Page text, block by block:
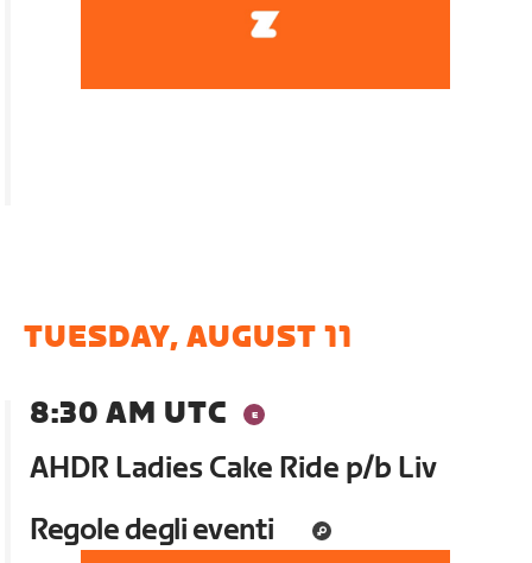
TUESDAY, AUGUST 11
8:30 AM UTC
AHDR Ladies Cake Ride p/b Liv
Regole degli eventi